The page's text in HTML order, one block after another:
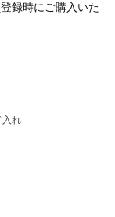
録時にご購入いた
入れ